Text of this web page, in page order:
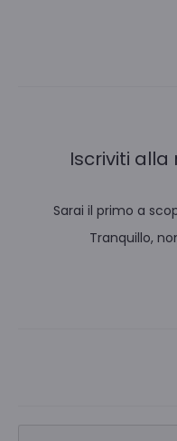
Iscriviti
Sarai il primo a
Tranquillo,